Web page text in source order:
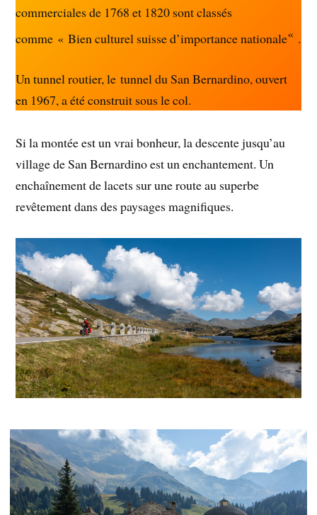
commerciales de 1768 et 1820 sont classés
comme « Bien culturel suisse d’importance nationale« .
Un tunnel routier, le tunnel du San Bernardino, ouvert
en 1967, a été construit sous le col.
Si la montée est un vrai bonheur, la descente jusqu’au
village de San Bernardino est un enchantement. Un
enchaînement de lacets sur une route au superbe
revêtement dans des paysages magnifiques.